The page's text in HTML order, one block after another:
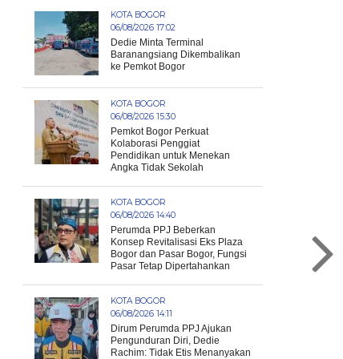
KOTA BOGOR
06/08/2026 17:02
Dedie Minta Terminal
Baranangsiang Dikembalikan
ke Pemkot Bogor
KOTA BOGOR
06/08/2026 15:30
Pemkot Bogor Perkuat
Kolaborasi Penggiat
Pendidikan untuk Menekan
Angka Tidak Sekolah
KOTA BOGOR
06/08/2026 14:40
Perumda PPJ Beberkan
Konsep Revitalisasi Eks Plaza
Bogor dan Pasar Bogor, Fungsi
Pasar Tetap Dipertahankan
KOTA BOGOR
06/08/2026 14:11
Dirum Perumda PPJ Ajukan
Pengunduran Diri, Dedie
Rachim: Tidak Etis Menanyakan